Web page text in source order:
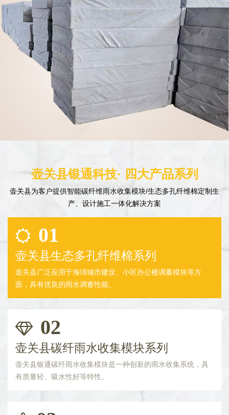
壶关县银通科技· 四大产品系列
壶关县为客户提供智能碳纤维雨水收集模块/生态多孔纤维棉定制生
产、设计施工一体化解决方案
01
壶关县生态多孔纤维棉系列
壶关县广泛应用于海绵城市建设、小区办公楼调蓄模块等方
面，具有优良的雨水调蓄性能。
02
壶关县碳纤雨水收集模块系列
壶关县银通碳纤雨水收集模块是一种创新的雨水收集系统，具
有质量轻、吸水性好等特性。